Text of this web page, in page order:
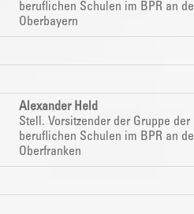
beruflichen Schulen im BPR an
Oberbayern
Alexander Held
Stell. Vorsitzender der Gruppe der
beruflichen Schulen im BPR an
Oberfranken